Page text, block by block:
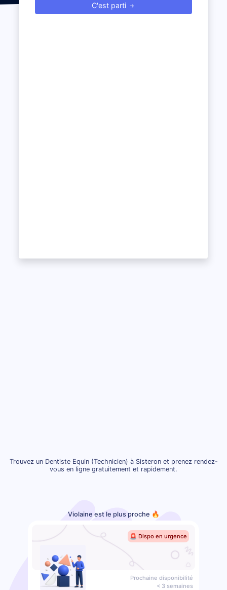
C'est parti
Trouvez un Dentiste Equin (Technicien) à Sisteron et prenez rendez-
vous en ligne gratuitement et rapidement.
Violaine est le plus proche 🔥
🚨 Dispo en urgence
Prochaine disponibilité
< 3 semaines